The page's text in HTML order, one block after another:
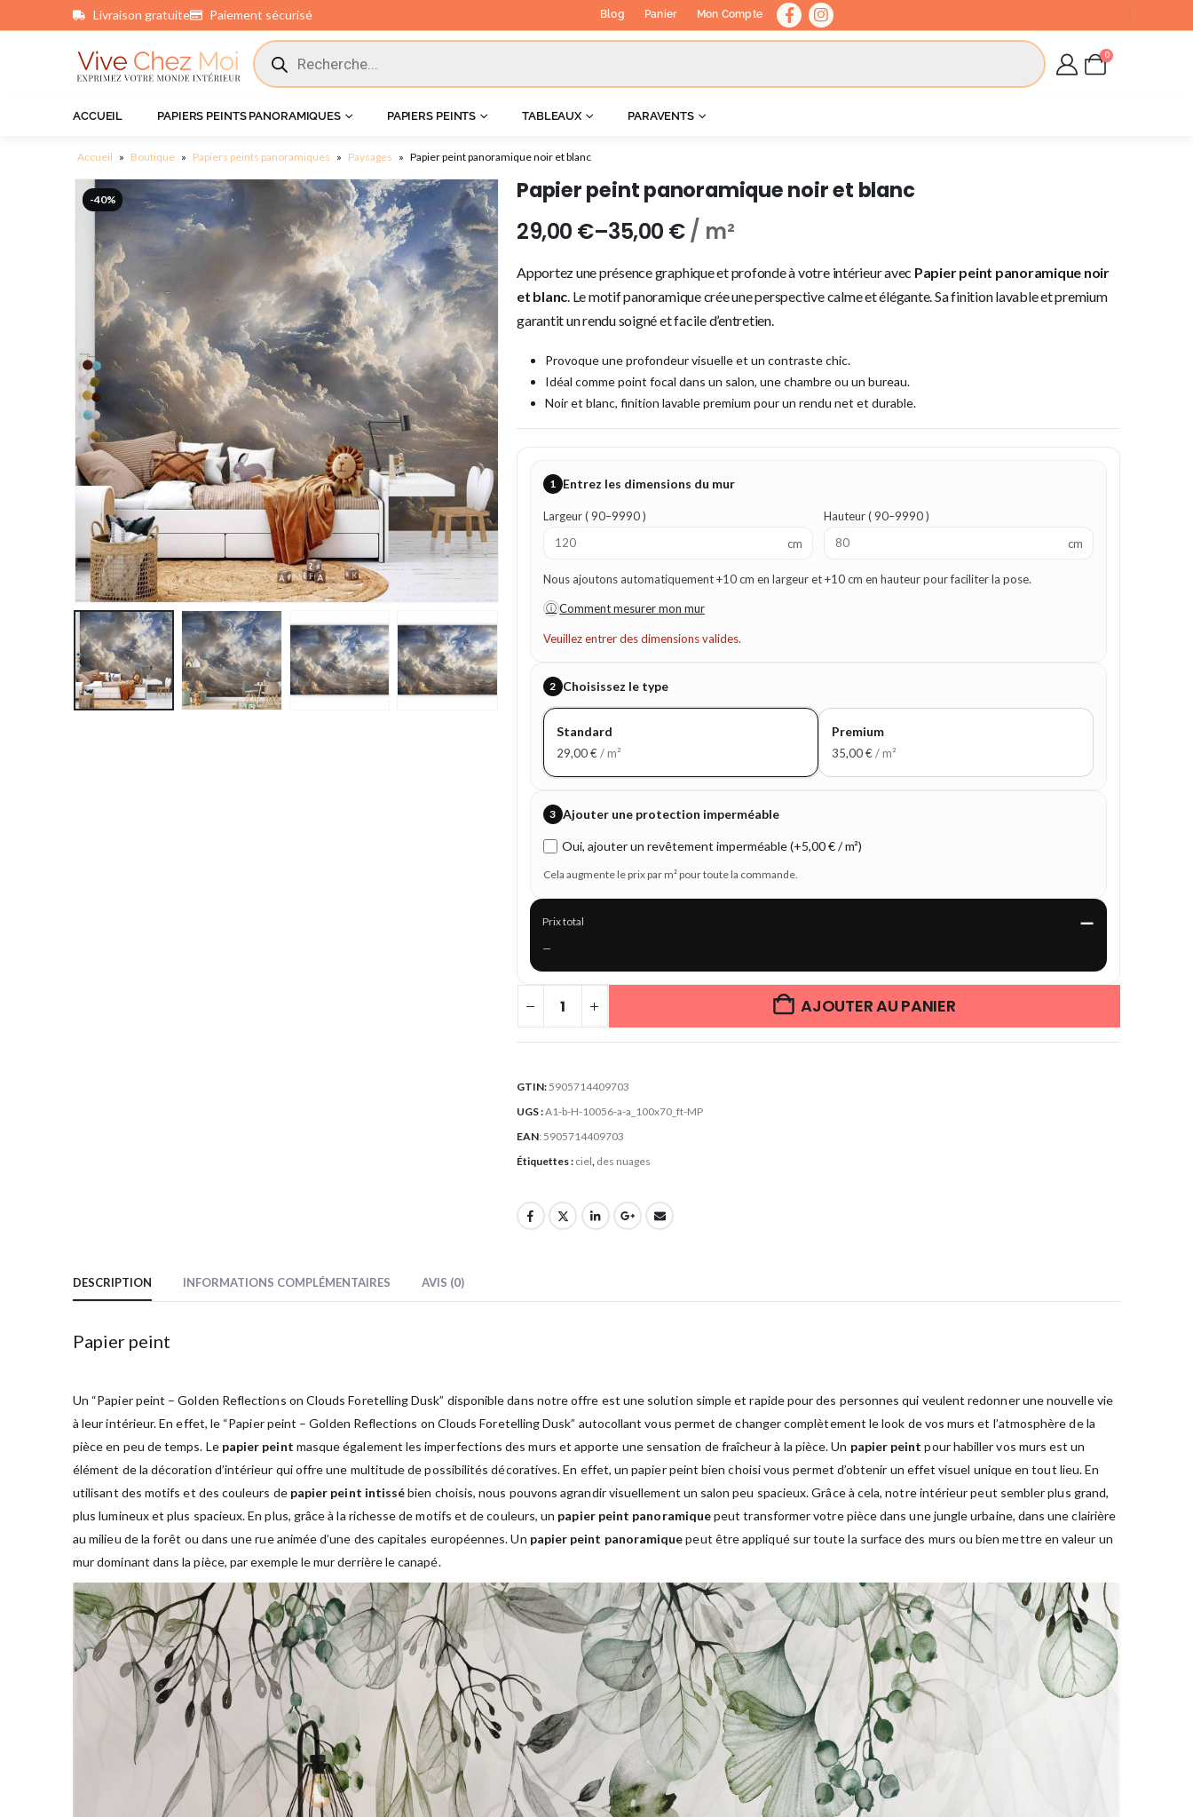
Livraison gratuite Paiement sécurisé Blog Panier Mon Compte
0
ACCUEIL PAPIERS PEINTS PANORAMIQUES PAPIERS PEINTS TABLEAUX PARAVENTS
Accueil » Boutique » Papiers peints panoramiques » Paysages » Papier peint panoramique noir et blanc
-40% Papier peint panoramique noir et blanc
29,00 €–35,00 €/ m²
Apportez une présence graphique et profonde à votre intérieur avec Papier peint panoramique noir
et blanc. Le motif panoramique crée une perspective calme et élégante. Sa finition lavable et premium
garantit un rendu soigné et facile d’entretien.
Provoque une profondeur visuelle et un contraste chic.
Idéal comme point focal dans un salon, une chambre ou un bureau.
Noir et blanc, finition lavable premium pour un rendu net et durable.
1 Entrez les dimensions du mur
Largeur ( 90–9990 )
cm
Hauteur ( 90–9990 )
cm
Nous ajoutons automatiquement +10 cm en largeur et +10 cm en hauteur pour faciliter la pose.
ⓘ Comment mesurer mon mur
Veuillez entrer des dimensions valides.
2 Choisissez le type
Standard
29,00€/ m²
Premium
35,00€/ m²
3 Ajouter une protection imperméable
Oui, ajouter un revêtement imperméable (+5,00 € / m²)
Cela augmente le prix par m² pour toute la commande.
Prix total —
—
AJOUTER AU PANIER
GTIN: 5905714409703
UGS :A1-b-H-10056-a-a_100x70_ft-MP
EAN: 5905714409703
Étiquettes : ciel des nuages
DESCRIPTION INFORMATIONS COMPLÉMENTAIRES AVIS (0)
Papier peint
Un “Papier peint – Golden Reflections on Clouds Foretelling Dusk” disponible dans notre offre est une solution simple et rapide pour des personnes qui veulent redonner une nouvelle vie
à leur intérieur. En effet, le “Papier peint – Golden Reflections on Clouds Foretelling Dusk” autocollant vous permet de changer complètement le look de vos murs et l’atmosphère de la
pièce en peu de temps. Le papier peint masque également les imperfections des murs et apporte une sensation de fraîcheur à la pièce. Un papier peint pour habiller vos murs est un
élément de la décoration d’intérieur qui offre une multitude de possibilités décoratives. En effet, un papier peint bien choisi vous permet d’obtenir un effet visuel unique en tout lieu. En
utilisant des motifs et des couleurs de papier peint intissébien choisis, nous pouvons agrandir visuellement un salon peu spacieux. Grâce à cela, notre intérieur peut sembler plus grand,
plus lumineux et plus spacieux. En plus, grâce à la richesse de motifs et de couleurs, un papier peint panoramiquepeut transformer votre pièce dans une jungle urbaine, dans une clairière
au milieu de la forêt ou dans une rue animée d’une des capitales européennes. Un papier peint panoramiquepeut être appliqué sur toute la surface des murs ou bien mettre en valeur un
mur dominant dans la pièce, par exemple le mur derrière le canapé.